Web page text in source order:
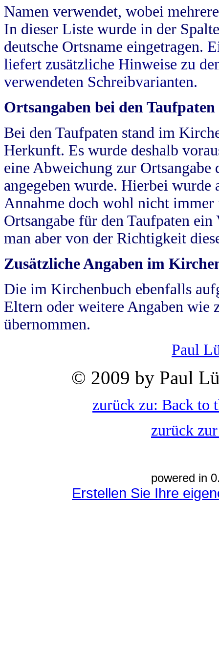
Namen verwendet, wobei
In dieser Liste wurde in der
deutsche Ortsname eingetragen.
liefert zusätzliche Hinweise zu
verwendeten Schreibvarianten.
Ortsangaben bei den Taufpaten
Bei den Taufpaten stand im
Herkunft. Es wurde deshalb
eine Abweichung zur
angegeben wurde. Hierbei wurde
Annahme doch wohl nicht
Ortsangabe für den Taufpaten
man aber von der Richtigkeit
Zusätzliche Angaben im
Die im Kirchenbuch ebenfalls
Eltern oder weitere Angaben wie
übernommen.
Paul
© 2009 by Paul
zurück zu: Back to
zurück
powered in
Erstellen Sie Ihre